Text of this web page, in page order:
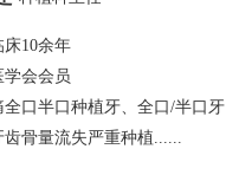
床10余年
学会会员
全口半口种植牙、全口/半口牙
齿骨量流失严重种植......